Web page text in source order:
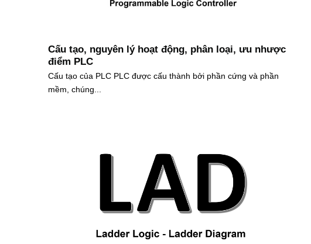
Cấu tạo, nguyên lý hoạt động, phân loại, ưu nhược
điểm PLC
Cấu tạo của PLC PLC được cấu thành bởi phần cứng và phần
mềm, chúng...